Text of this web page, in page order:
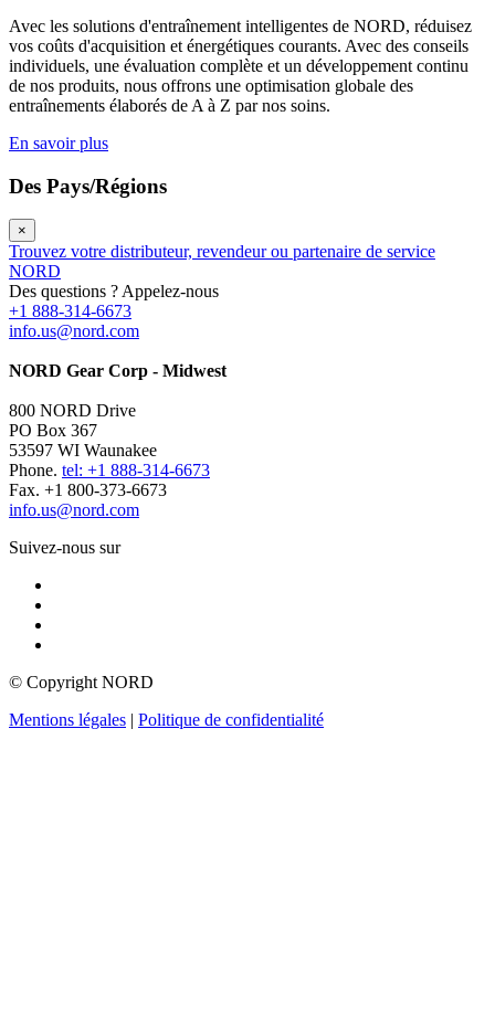
Avec les solutions d'entraînement intelligentes de NORD, réduisez
vos coûts d'acquisition et énergétiques courants. Avec des conseils
individuels, une évaluation complète et un développement continu
de nos produits, nous offrons une optimisation globale des
entraînements élaborés de A à Z par nos soins.
En savoir plus
Des Pays/Régions
×
Trouvez votre distributeur, revendeur ou partenaire de service
NORD
Des questions ? Appelez-nous
+1 888-314-6673
info.us@nord.com
NORD Gear Corp - Midwest
800 NORD Drive
PO Box 367
53597 WI Waunakee
Phone. tel: +1 888-314-6673
Fax. +1 800-373-6673
info.us@nord.com
Suivez-nous sur
© Copyright NORD
Mentions légales | Politique de confidentialité